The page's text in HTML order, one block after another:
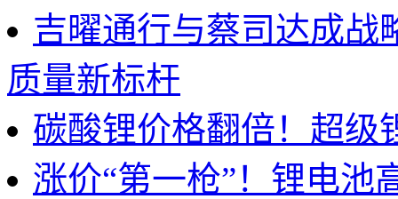
吉曜通行与蔡司达成战
质量新标杆
碳酸锂价格翻倍！超级
涨价“第一枪”！锂电池